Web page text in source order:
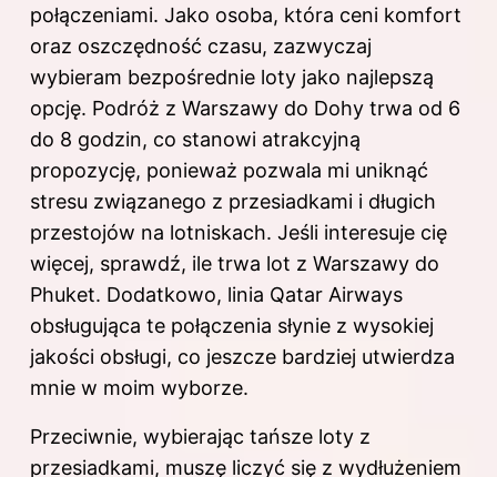
połączeniami. Jako osoba, która ceni komfort
oraz oszczędność czasu, zazwyczaj
wybieram bezpośrednie loty jako najlepszą
opcję. Podróż z Warszawy do Dohy trwa od 6
do 8 godzin, co stanowi atrakcyjną
propozycję, ponieważ pozwala mi uniknąć
stresu związanego z przesiadkami i długich
przestojów na lotniskach. Jeśli interesuje cię
więcej, sprawdź, ile trwa lot z Warszawy do
Phuket. Dodatkowo, linia Qatar Airways
obsługująca te połączenia słynie z wysokiej
jakości obsługi, co jeszcze bardziej utwierdza
mnie w moim wyborze.
Przeciwnie, wybierając tańsze loty z
przesiadkami, muszę liczyć się z wydłużeniem